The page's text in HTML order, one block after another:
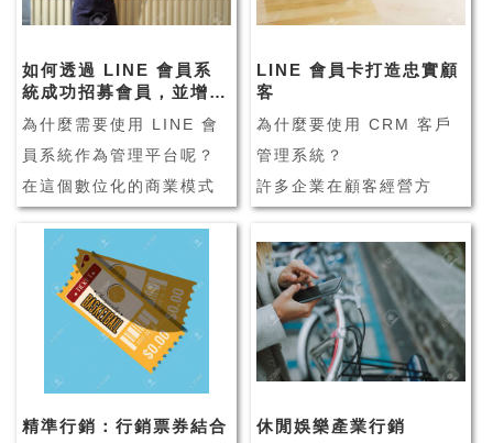
如何透過 LINE 會員系
統成功招募會員，並增加
來客數？
為什麼需要使用 LINE 會
員系統作為管理平台呢？
在這個數位化的商業模式
下，業者陸續面臨許多挑
戰，像是實體店家面臨的
銷售問題、新客難找導致
客流變少、同業競爭力提
升等問題。而網路的發達
讓消費者可以更輕易的上
對於實體店...
LINE 會員卡打造忠實顧
客
為什麼要使用 CRM 客戶
管理系統？
許多企業在顧客經營方
面，會透過 CRM 客戶管
理系統輔助企業管理，並
維繫客戶之間的良好關
係。由此可見，CRM 客戶
關係管理系統在企業經營
管理上，正扮演著相當重
精準行銷：行銷票券結合 休閒娛樂產業行銷